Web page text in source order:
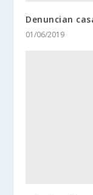
Denuncian
01/06/2019